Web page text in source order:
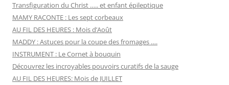
Transfiguration du Christ ….. et enfant épileptique
MAMY RACONTE : Les sept corbeaux
AU FIL DES HEURES : Mois d’Août
MADDY : Astuces pour la coupe des fromages ….
INSTRUMENT : Le Cornet à bouquin
Découvrez les incroyables pouvoirs curatifs de la sauge
AU FIL DES HEURES: Mois de JUILLET